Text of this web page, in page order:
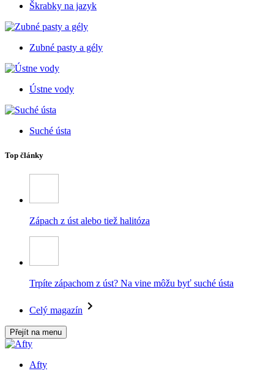
Škrabky na jazyk
Zubné pasty a gély
Ústne vody
Suché ústa
Top články
Zápach z úst alebo tiež halitóza
Trpíte zápachom z úst? Na vine môžu byť suché ústa
Celý magazín
Přejít na menu
Afty